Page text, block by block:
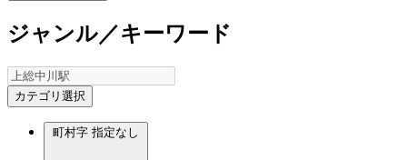
ジャンル／キーワード
カテゴリ選択
町村字 指定なし